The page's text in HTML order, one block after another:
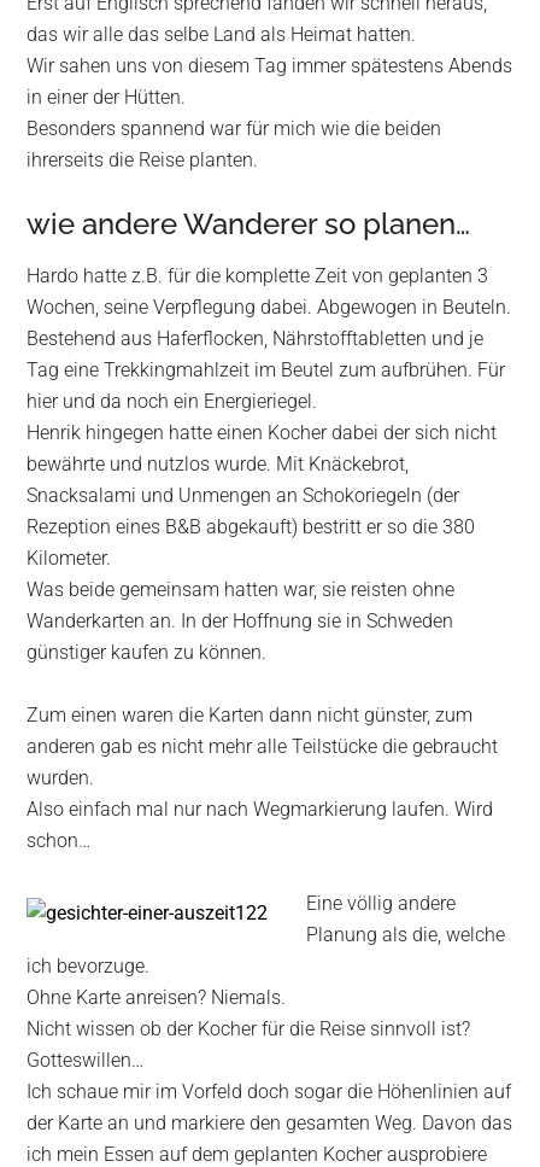
das wir alle das selbe Land als Heimat hatten.
Wir sahen uns von diesem Tag immer spätestens Abends
in einer der Hütten.
Besonders spannend war für mich wie die beiden
ihrerseits die Reise planten.
wie andere Wanderer so planen…
Hardo hatte z.B. für die komplette Zeit von geplanten 3
Wochen, seine Verpflegung dabei. Abgewogen in Beuteln.
Bestehend aus Haferflocken, Nährstofftabletten und je
Tag eine Trekkingmahlzeit im Beutel zum aufbrühen. Für
hier und da noch ein Energieriegel.
Henrik hingegen hatte einen Kocher dabei der sich nicht
bewährte und nutzlos wurde. Mit Knäckebrot,
Snacksalami und Unmengen an Schokoriegeln (der
Rezeption eines B&B abgekauft) bestritt er so die 380
Kilometer.
Was beide gemeinsam hatten war, sie reisten ohne
Wanderkarten an. In der Hoffnung sie in Schweden
günstiger kaufen zu können.
Zum einen waren die Karten dann nicht günster, zum
anderen gab es nicht mehr alle Teilstücke die gebraucht
wurden.
Also einfach mal nur nach Wegmarkierung laufen. Wird
schon…
Eine völlig andere
Planung als die, welche
ich bevorzuge.
Ohne Karte anreisen? Niemals.
Nicht wissen ob der Kocher für die Reise sinnvoll ist?
Gotteswillen…
Ich schaue mir im Vorfeld doch sogar die Höhenlinien auf
der Karte an und markiere den gesamten Weg. Davon das
ich mein Essen auf dem geplanten Kocher ausprobiere